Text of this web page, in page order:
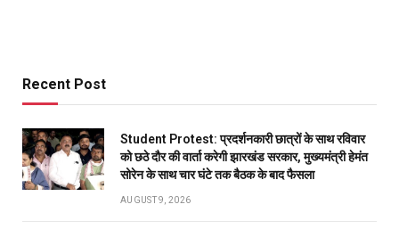
Recent Post
Student Protest: प्रदर्शनकारी छात्रों के साथ रविवार
को छठे दौर की वार्ता करेगी झारखंड सरकार, मुख्यमंत्री हेमंत
सोरेन के साथ चार घंटे तक बैठक के बाद फैसला
AUGUST 9, 2026